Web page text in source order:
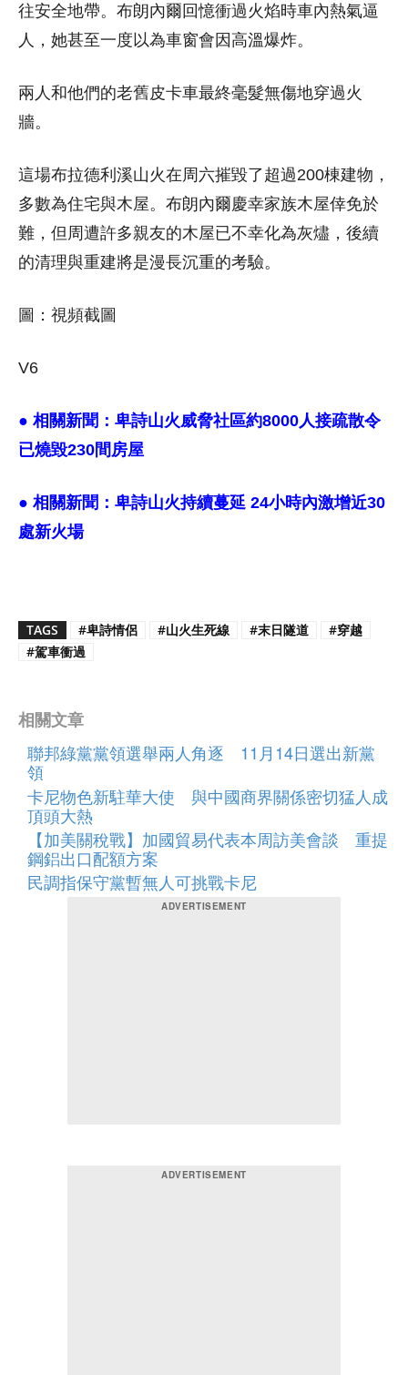
往安全地帶。布朗內爾回憶衝過火焰時車內熱氣逼
人，她甚至一度以為車窗會因高溫爆炸。
兩人和他們的老舊皮卡車最終毫髮無傷地穿過火
牆。
這場布拉德利溪山火在周六摧毀了超過200棟建物，
多數為住宅與木屋。布朗內爾慶幸家族木屋倖免於
難，但周遭許多親友的木屋已不幸化為灰燼，後續
的清理與重建將是漫長沉重的考驗。
圖：視頻截圖
V6
● 相關新聞： 卑詩山火威脅社區約8000人接疏散令
已燒毀230間房屋
● 相關新聞： 卑詩山火持續蔓延 24小時內激增近30
處新火場
TAGS #卑詩情侶 #山火生死線 #末日隧道
#穿越
#駕車衝過
相關文章
聯邦綠黨黨領選舉兩人角逐 11月14日選出新黨
領
卡尼物色新駐華大使 與中國商界關係密切猛人成
頂頭大熱
【加美關稅戰】加國貿易代表本周訪美會談 重提
鋼鋁出口配額方案
民調指保守黨暫無人可挑戰卡尼